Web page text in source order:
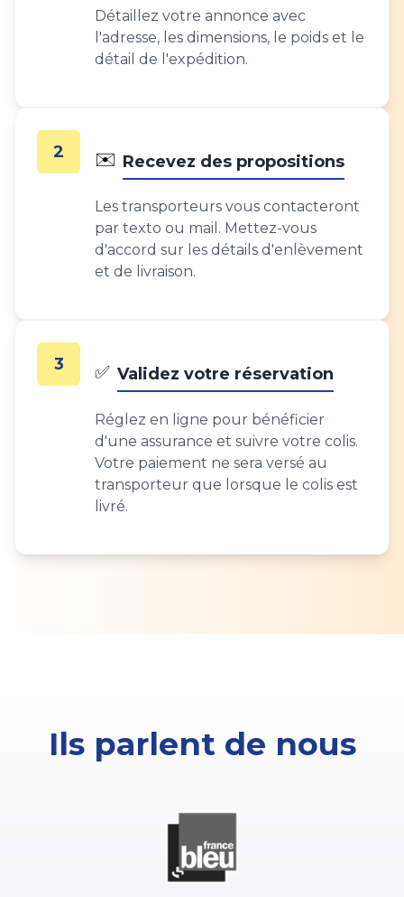
Détaillez votre annonce avec
l'adresse, les dimensions, le poids et le
détail de l'expédition.
2 ✉️ Recevez des propositions
Les transporteurs vous contacteront
par texto ou mail. Mettez-vous
d'accord sur les détails d'enlèvement
et de livraison.
3 ✅ Validez votre réservation
Réglez en ligne pour bénéficier
d'une assurance et suivre votre colis.
Votre paiement ne sera versé au
transporteur que lorsque le colis est
livré.
Ils parlent de nous